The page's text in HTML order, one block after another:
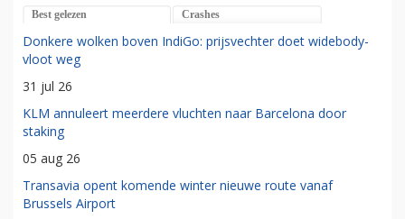
Best gelezen Crashes
Donkere wolken boven IndiGo: prijsvechter doet widebody-
vloot weg
31 jul 26
KLM annuleert meerdere vluchten naar Barcelona door
staking
05 aug 26
Transavia opent komende winter nieuwe route vanaf
Brussels Airport